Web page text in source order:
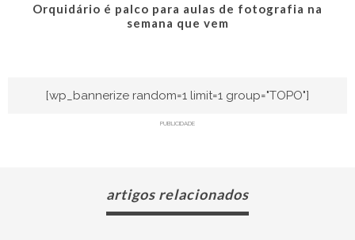
Orquidário é palco para aulas de fotografia na
semana que vem
[wp_bannerize random=1 limit=1 group="TOPO"]
PUBLICIDADE
artigos relacionados